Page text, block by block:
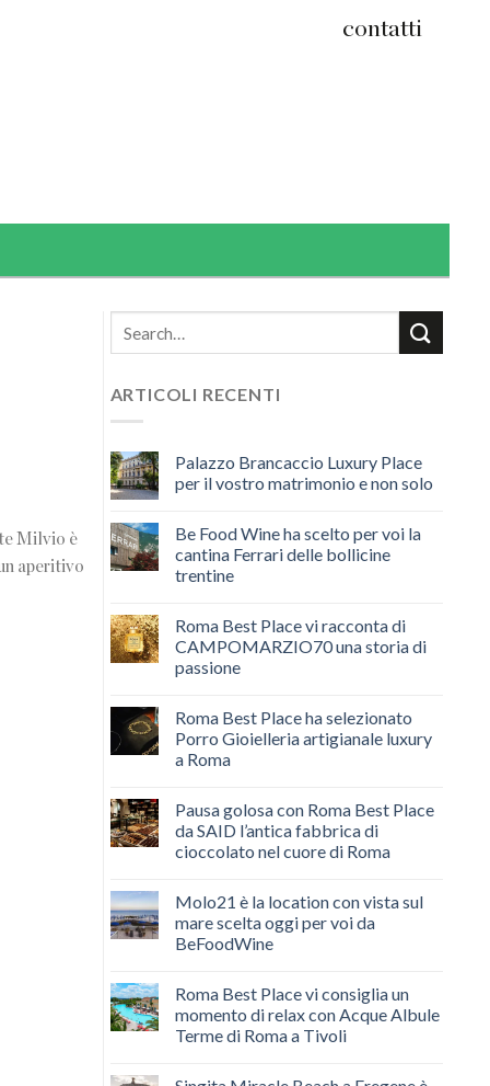
contatti
Milvio è
aperitivo
ARTICOLI RECENTI
Palazzo Brancaccio Luxury Place
per il vostro matrimonio e non solo
Be Food Wine ha scelto per voi la
cantina Ferrari delle bollicine
trentine
Roma Best Place vi racconta di
CAMPOMARZIO70 una storia di
passione
Roma Best Place ha selezionato
Porro Gioielleria artigianale luxury
a Roma
Pausa golosa con Roma Best Place
da SAID l’antica fabbrica di
cioccolato nel cuore di Roma
Molo21 è la location con vista sul
mare scelta oggi per voi da
BeFoodWine
Roma Best Place vi consiglia un
momento di relax con Acque Albule
Terme di Roma a Tivoli